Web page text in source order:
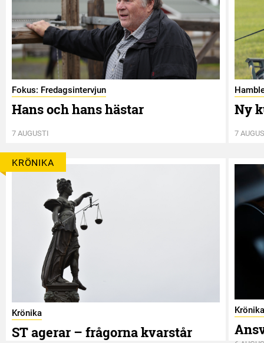
Fokus: Fredagsintervjun
Hans och hans hästar
7 AUGUSTI
Ny
7
KRÖNIKA
Krönika
ST agerar – frågorna kvarstår
Krönika